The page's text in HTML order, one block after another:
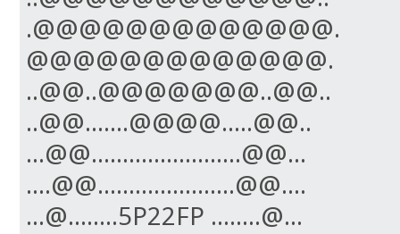
.@@@@@@@@@@@@@.
@@@@@@@@@@@@@.
..@@..@@@@@@@..@@..
..@@.......@@@@.....@@..
...@@........................@@...
....@@......................@@....
...@........5P22FP ........@...